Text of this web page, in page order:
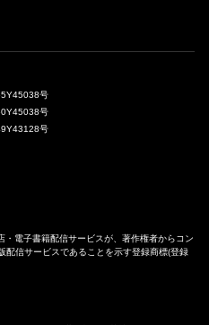
号
号
号
・電子書籍配信サービスが、著作権者からコン
配信サービスであることを示す登録商標(登録